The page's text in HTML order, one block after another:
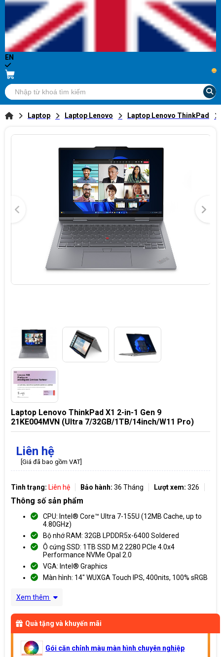
EN
...
Laptop Laptop Lenovo Laptop Lenovo ThinkPad
Laptop Lenovo ThinkPad X1 2-in-1 Gen 9
21KE004MVN (Ultra 7/32GB/1TB/14inch/W11 Pro)
Liên hệ
[Giá đã bao gồm VAT]
Tình trạng: Liên hệ Bảo hành: 36 Tháng Lượt xem: 326
Thông số sản phẩm
CPU: Intel® Core™ Ultra 7-155U (12MB Cache, up to
4.80GHz)
Bộ nhớ RAM: 32GB LPDDR5x-6400 Soldered
Ô cứng SSD: 1TB SSD M.2 2280 PCIe 4.0x4
Performance NVMe Opal 2.0
VGA: Intel® Graphics
Màn hình: 14" WUXGA Touch IPS, 400nits, 100% sRGB
Xem thêm
Quà tặng và khuyến mãi
Gói căn chỉnh màu màn hình chuyên nghiệp